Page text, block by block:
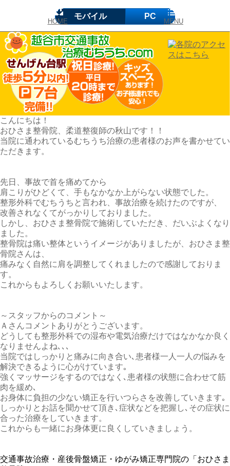
HOME MENU
こんにちは！
おひさま整骨院、柔道整復師の秋山です！！
当院に通われているむちうち治療の患者様のお声を書かせてい
ただきます。
先日、事故で首を痛めてから
肩こりがひどくて、手もなかなか上がらない状態でした。
整形外科でむちうちと言われ、事故治療を続けたのですが、
改善されなくてがっかりしておりました。
しかし、おひさま整骨院で施術していただき、だいぶよくなり
ました。
整骨院は痛い整体というイメージがありましたが、おひさま整
骨院さんは、
痛みなく自然に肩を調整してくれましたので感謝しておりま
す。
これからもよろしくお願いいたします。
～スタッフからのコメント～
Ａさんコメントありがとうございます。
どうしても整形外科での湿布や電気治療だけではなかなか良く
なりませんよね､､､
当院ではしっかりと痛みに向き合い､患者様一人一人の悩みを
解決できるように心がけています｡
強くマッサージをするのではなく､患者様の状態に合わせて筋
肉を緩め､
お身体に負担の少ない矯正を行いつらさを改善していきます｡
しっかりとお話を聞かせて頂き､症状などを把握し､その症状に
合った治療をしていきます。
これからも一緒にお身体更に良くしていきましょう。
交通事故治療・産後骨盤矯正・ゆがみ矯正専門院の「おひさま
モバイル PC